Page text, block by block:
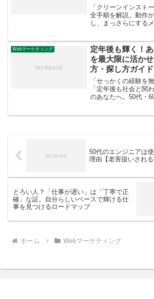
で徹底解説
「クリーンインスト
全手順を解説。動作
し、まっさらにする
ックアップやインス
の準備、ライセンス
入、注意点、よくあ
羅。初期化との違い
も迷わず実行できる
す。
Webマーケティング
定年後も輝く！
を最大限に活か
方・探し方ガイ
向け】
「せっかくの経験を
「定年後も社会と関
のあなたへ。50代・
までのキャリアや人
を最大限に活かせる
50代のエンジニアは
理由【老害扱いされる
とろい人？「仕事が遅い」は「丁寧で正
確」な証。自分らしいペースで輝ける仕
事を見つけるロードマップ
ホーム Webマーケティング